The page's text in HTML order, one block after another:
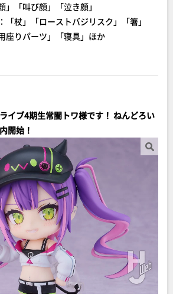
」「叫び顔」「泣き顔」
「杖」「ローストバジリスク」「箸」
座りパーツ」「寝具」ほか
イブ4期生常闇トワ様です！ ねんどろい
開始！